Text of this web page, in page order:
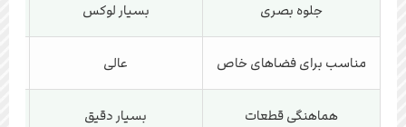
جلوه بصری بسیار لوکس
مناسب برای فضاهای خاص عالی
هماهنگی قطعات بسیار دقیق